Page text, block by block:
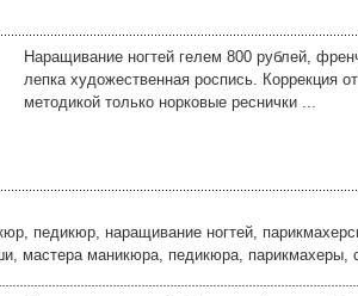
Наращивание ногтей гелем 800 рублей,
лепка художественная роспись. Коррекция
методикой только норковые реснички ...
педикюр, наращивание ногтей,
мастера маникюра, педикюра,